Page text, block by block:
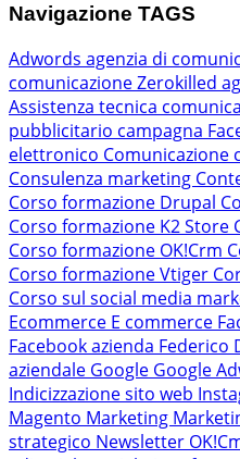
Navigazione TAGS
Adwords agenzia di
comunicazione Zerokilled
Assistenza tecnica
pubblicitario campagna
elettronico Comunicazione
Consulenza marketing
Corso formazione Drupal
Corso formazione K2 Store
Corso formazione OK!Crm
Corso formazione Vtiger
Corso sul social media
Ecommerce E commerce
Facebook azienda Federico
aziendale Google Google
Indicizzazione sito web
Magento Marketing
strategico Newsletter